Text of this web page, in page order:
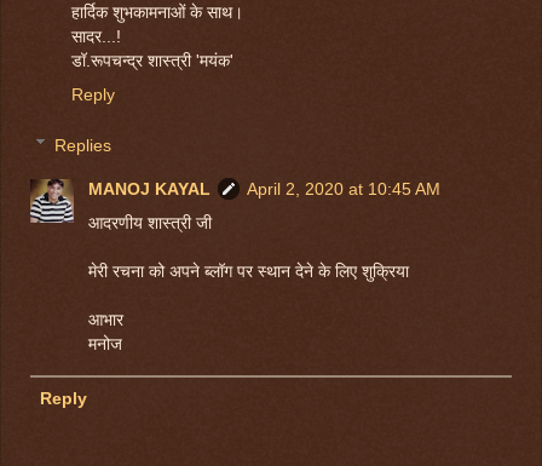
हार्दिक शुभकामनाओं के साथ।
सादर...!
डॉ.रूपचन्द्र शास्त्री 'मयंक'
Reply
Replies
MANOJ KAYAL
April 2, 2020 at 10:45 AM
आदरणीय शास्त्री जी
मेरी रचना को अपने ब्लॉग पर स्थान देने के लिए शुक्रिया
आभार
मनोज
Reply